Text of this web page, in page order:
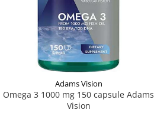
Adams Vision
Omega 3 1000 mg 150 capsule Adams
Vision